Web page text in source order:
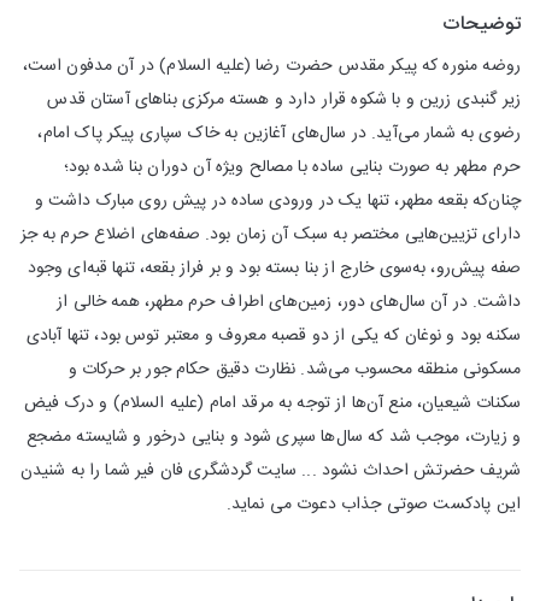
توضیحات
روضه منوره که پیکر مقدس حضرت رضا (علیه السلام) در آن مدفون است،
زیر گنبدی زرین و با شکوه قرار دارد و هسته مرکزی بناهای آستان قدس
رضوی به شمار می‌آید. در سال‌‌های آغازین به خاک سپاری پیکر پاک امام،
حرم مطهر به صورت بنایی ساده با مصالح ویژه آن دوران بنا شده بود؛
چنان‌که بقعه مطهر، تنها یک در ورودی ساده در پیش روی مبارک داشت و
دارای تزیین‌هایی مختصر به سبک آن زمان بود. صفه‌‌های اضلاع حرم به جز
صفه پیش‌رو، به‌سوی خارج از بنا بسته بود و بر فراز بقعه، تنها قبه‌ای وجود
داشت. در آن سال‌‌های دور، زمین‌‌های اطراف حرم مطهر، همه خالی از
سکنه بود و نوغان که یکی از دو قصبه معروف و معتبر توس بود، تنها آبادی
مسکونی منطقه محسوب می‌شد. نظارت دقیق حکام جور بر حرکات و
سکنات شیعیان، منع آن‌‌ها از توجه به مرقد امام (علیه السلام) و درک فیض
و زیارت، موجب شد که سال‌‌ها سپری شود و بنایی درخور و شایسته مضجع
شریف حضرتش احداث نشود ... سایت گردشگری فان فیر شما را به شنیدن
این پادکست صوتی جذاب دعوت می نماید.